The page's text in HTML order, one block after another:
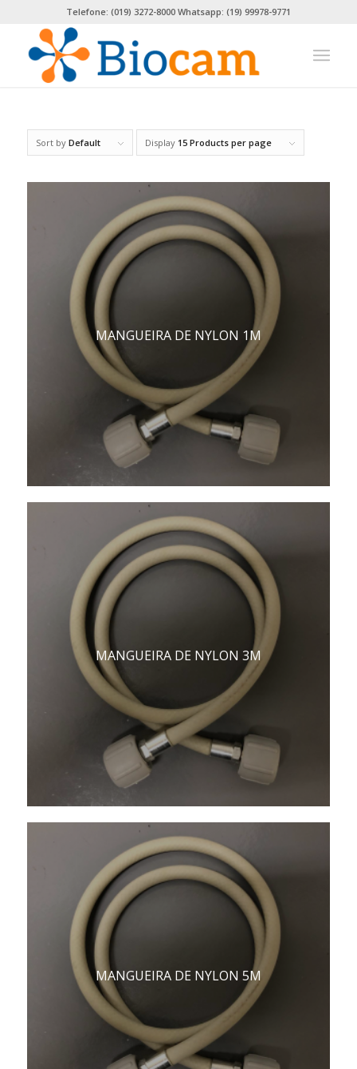
Telefone: (019) 3272-8000 Whatsapp: (19) 99978-9771
Sort by Default Display 15 Products per page
MANGUEIRA DE NYLON 1M
MANGUEIRA DE NYLON 3M
MANGUEIRA DE NYLON 5M